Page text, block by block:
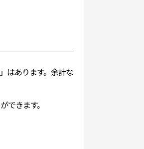
はあります。余計な
できます。